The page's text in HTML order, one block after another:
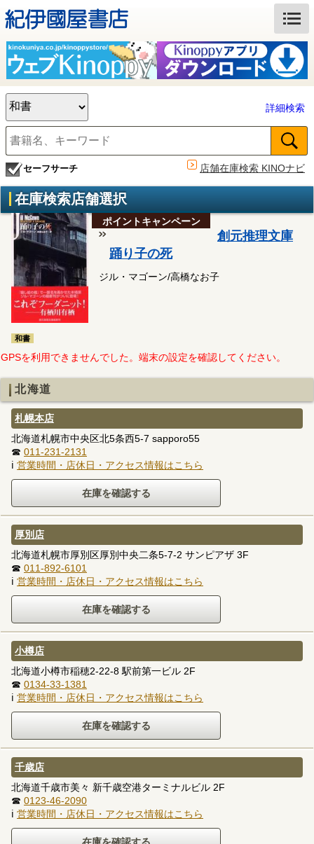
詳細検索
セーフサーチ 店舗在庫検索 KINOナビ
在庫検索店舗選択
和書
ポイントキャンペーン
創元推理文庫
踊り子の死
ジル・マゴーン/高橋なお子
GPSを利用できませんでした。端末の設定を確認してください。
北海道
札幌本店
北海道札幌市中央区北5条西5-7 sapporo55
☎ 011-231-2131
ℹ 営業時間・店休日・アクセス情報はこちら
厚別店
北海道札幌市厚別区厚別中央二条5-7-2 サンピアザ 3F
☎ 011-892-6101
ℹ 営業時間・店休日・アクセス情報はこちら
小樽店
北海道小樽市稲穂2-22-8 駅前第一ビル 2F
☎ 0134-33-1381
ℹ 営業時間・店休日・アクセス情報はこちら
千歳店
北海道千歳市美々 新千歳空港ターミナルビル 2F
☎ 0123-46-2090
ℹ 営業時間・店休日・アクセス情報はこちら